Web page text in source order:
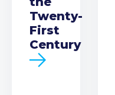
Twenty-
First
Century